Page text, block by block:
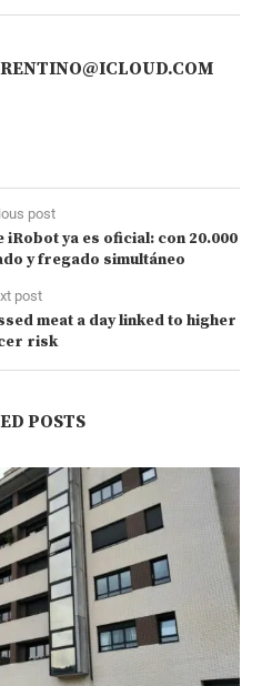
post
ya es oficial: con 20.000
y fregado simultáneo
post
meat a day linked to higher
risk
POSTS